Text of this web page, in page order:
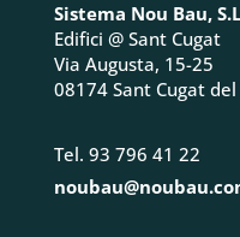
Sistema Nou Bau,
Edifici @ Sant Cugat
Via Augusta, 15-25
08174 Sant Cugat
Tel. 93 796 41 22